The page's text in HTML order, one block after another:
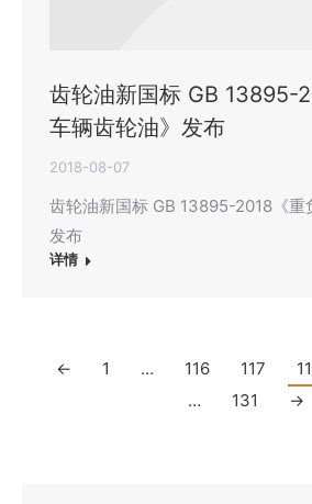
齿轮油新国标 GB 13895-
车辆齿轮油》发布
2018-08-07
齿轮油新国标 GB 13895-2018《重
发布
详情
← 1 … 116 117
…
131 →